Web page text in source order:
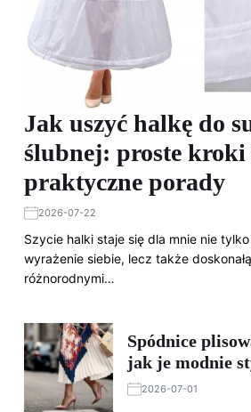
Jak uszyć halkę do
ślubnej: proste
praktyczne porady
2026-07-22
Szycie halki staje się dla mnie nie
wyrażenie siebie, lecz także
różnorodnymi…
Spódnice
jak je modnie
2026-07-01